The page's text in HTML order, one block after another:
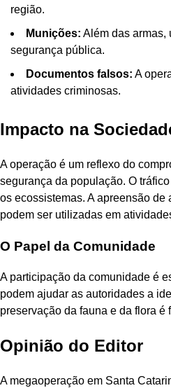
região.
Munições: Além das armas,
segurança pública.
Documentos falsos: A
atividades criminosas.
Impacto na
A operação é um reflexo do
segurança da população. O
os ecossistemas. A apreensão
podem ser utilizadas em
O Papel da Comunidade
A participação da comunidade é
podem ajudar as autoridades a
preservação da fauna e da flora
Opinião do Editor
A megaoperação em Santa